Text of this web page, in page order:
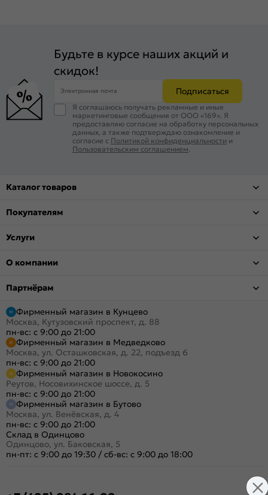
Будьте в курсе наших акций и
скидок!
Электронная почта Подписаться
Я соглашаюсь получать рекламные и иные
маркетинговые сообщения от ООО «169». Я
предоставляю согласие на обработку персональных
данных, а также подтверждаю ознакомление и
согласие с Политикой конфиденциальности и
Пользовательским соглашением
Каталог товаров
Покупателям
Услуги
О компании
Партнёрам
Фирменный магазин в Кунцево
Москва, Кутузовский проспект, д. 88
пн-вс: с 9:00 до 21:00
Фирменный магазин в Медведково
Москва, ул. Осташковская, д. 22, подъезд 6
пн-вс: с 9:00 до 21:00
Фирменный магазин в Новокосино
Реутов, Носовихинское шоссе, д. 5
пн-вс: с 9:00 до 21:00
Фирменный магазин в Бутово
Москва, ул. Венёвская, д. 4
пн-вс: с 9:00 до 21:00
Склад в Одинцово
Одинцово, ул. Баковская, 5
пн-пт: с 9:00 до 19:30 / сб-вс: с 9:00 до 18:00